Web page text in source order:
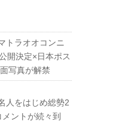
トラオオコンニ
開決定×日本ポス
写真が解禁
人をはじめ総勢2
ントが続々到